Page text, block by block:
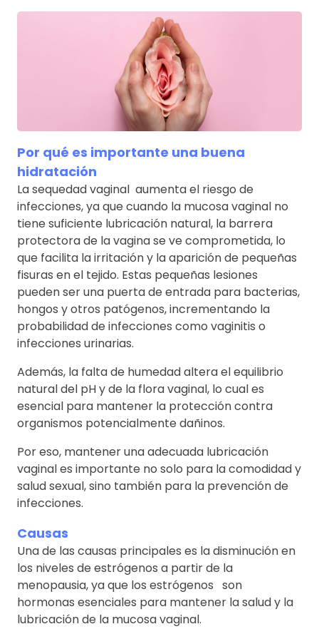
Por qué es importante una buena
hidratación
La sequedad vaginal aumenta el riesgo de
infecciones, ya que cuando la mucosa vaginal no
tiene suficiente lubricación natural, la barrera
protectora de la vagina se ve comprometida, lo
que facilita la irritación y la aparición de pequeñas
fisuras en el tejido. Estas pequeñas lesiones
pueden ser una puerta de entrada para bacterias,
hongos y otros patógenos, incrementando la
probabilidad de infecciones como vaginitis o
infecciones urinarias.
Además, la falta de humedad altera el equilibrio
natural del pH y de la flora vaginal, lo cual es
esencial para mantener la protección contra
organismos potencialmente dañinos.
Por eso, mantener una adecuada lubricación
vaginal es importante no solo para la comodidad y
salud sexual, sino también para la prevención de
infecciones.
Causas
Una de las causas principales es la disminución en
los niveles de estrógenos a partir de la
menopausia, ya que los estrógenos son
hormonas esenciales para mantener la salud y la
lubricación de la mucosa vaginal.